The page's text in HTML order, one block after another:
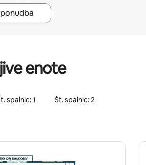
enote
spalnic: 1 Št. spalnic: 2